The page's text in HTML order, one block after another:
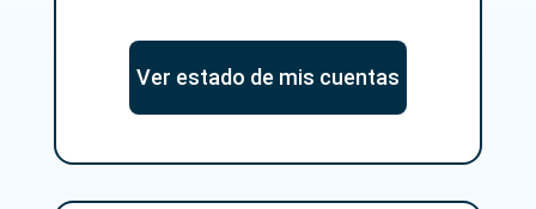
Ver estado de mis cuentas